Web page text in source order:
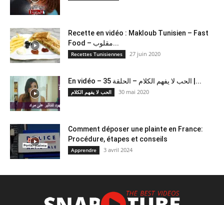
Recette en vidéo : Makloub Tunisien – Fast
Food – مقلوب...
Recettes Tunisiennes 27 juin 2020
En vidéo – الحب لا يفهم الكلام – الحلقة 35 |...
الحب لا يفهم الكلام 30 mai 2020
Comment déposer une plainte en France:
Procédure, étapes et conseils
Apprendre 3 avril 2024